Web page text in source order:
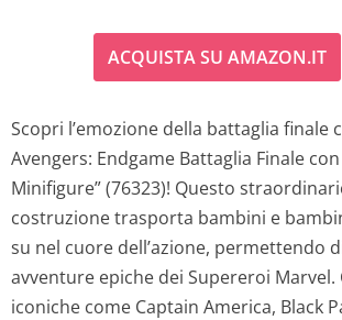
ACQUISTA SU AMAZON.IT
Scopri l’emozione della battaglia finale
Avengers: Endgame Battaglia Finale
Minifigure” (76323)! Questo
costruzione trasporta bambini e
su nel cuore dell’azione, permettendo
avventure epiche dei Supereroi
iconiche come Captain America, Black